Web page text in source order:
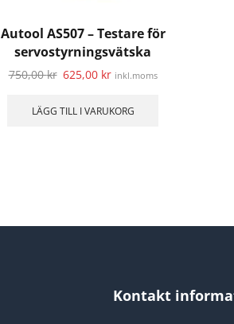
Autool AS507 – Testare för
servostyrningsvätska
750,00kr 625,00 kr inkl.moms
LÄGG TILL I VARUKORG
Kontakt